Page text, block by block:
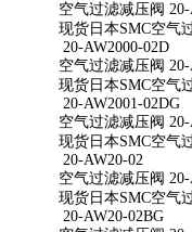
空气过滤减压阀 20-
现货日本SMC空气
20-AW2000-02D
空气过滤减压阀 20-
现货日本SMC空气
20-AW2001-02DG
空气过滤减压阀 20-
现货日本SMC空气
20-AW20-02
空气过滤减压阀 20-
现货日本SMC空气
20-AW20-02BG